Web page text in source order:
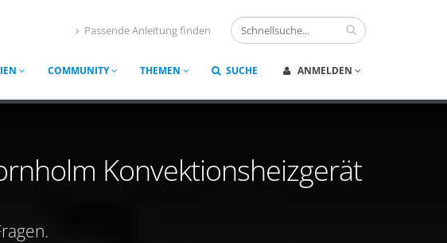
Passende Anleitung finden
COMMUNITY THEMEN SUCHE ANMELDEN
Konvektionsheizgerät